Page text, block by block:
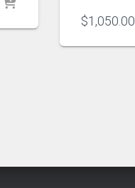
$1,050.00